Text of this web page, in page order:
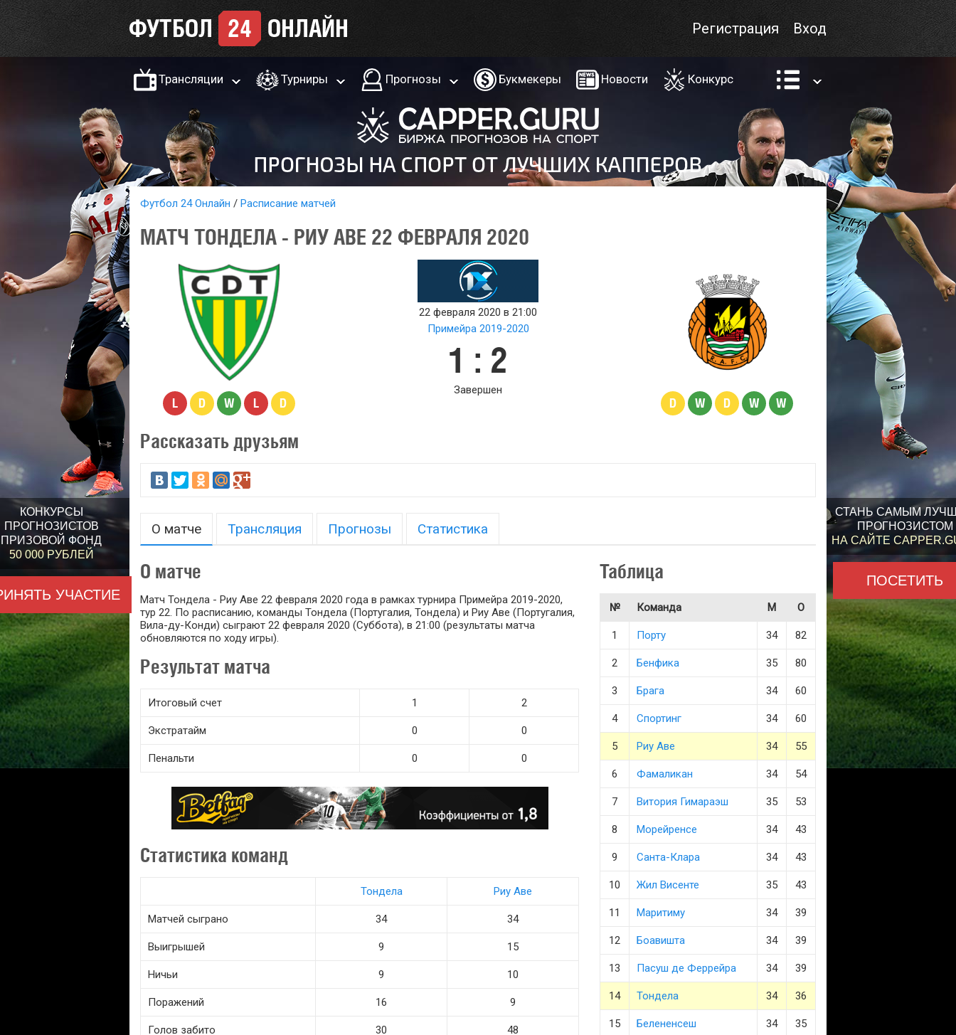
КОНКУРСЫ
ПРОГНОЗИСТОВ
ПРИЗОВОЙ ФОНД
50 000 РУБЛЕЙ
УЧАСТИЕ
СТАНЬ САМЫМ
ПРОГНОЗИСТОМ
НА САЙТЕ
ПОСЕТИТЬ
Вход
Регистрация
Трансляции Турниры Прогнозы Букмекеры Новости Конкурс
Футбол 24 Онлайн Расписание матчей
МАТЧ ТОНДЕЛА - РИУ АВЕ 22 ФЕВРАЛЯ 2020
L D W L D
22 февраля 2020 в 21:00
Примейра 2019-2020
1 : 2
Завершен
D W D W W
Рассказать друзьям
О матче Трансляция Прогнозы Статистика
О матче
Матч Тондела - Риу Аве 22 февраля 2020 года в рамках турнира Примейра 2019-2020,
тур 22. По расписанию, команды Тондела (Португалия, Тондела) и Риу Аве (Португалия,
Вила-ду-Конди) сыграют 22 февраля 2020 (Суббота), в 21:00 (результаты матча
обновляются по ходу игры).
Результат матча
Итоговый счет 1 2
Экстратайм 0 0
Пенальти 0 0
Статистика команд
Тондела Риу Аве
Матчей сыграно 34 34
Выигрышей 9 15
Ничьи 9 10
Поражений 16 9
Голов забито 30 48
Таблица
№ Команда М О
1 Порту 34 82
2 Бенфика 35 80
3 Брага 34 60
4 Спортинг 34 60
5 Риу Аве 34 55
6 Фамаликан 34 54
7 Витория Гимараэш 35 53
8 Морейренсе 34 43
9 Санта-Клара 34 43
10 Жил Висенте 35 43
11 Маритиму 34 39
12 Боавишта 34 39
13 Пасуш де Феррейра 34 39
14 Тондела 34 36
15 Белененсеш 34 35